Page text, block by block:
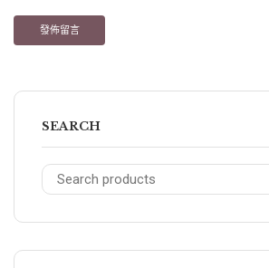
SEARCH